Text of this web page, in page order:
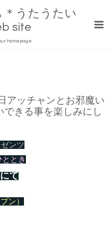
＊うたうたい
site
homepage
アッチャンとお邪魔い
きる事を楽しみにし
ンツ
とき
て
ン）